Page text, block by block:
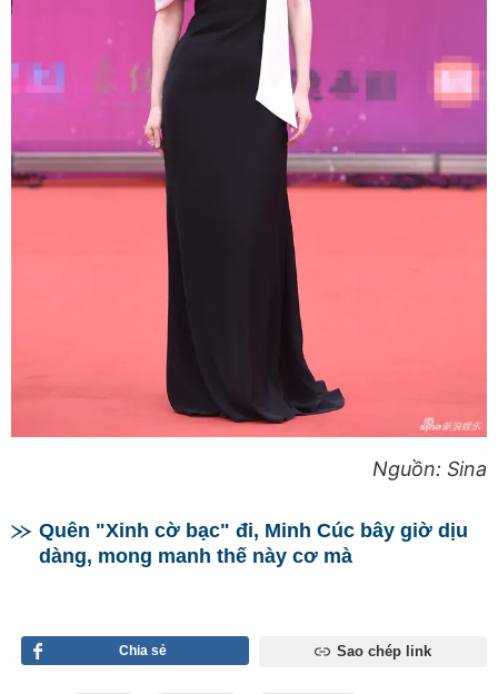
Nguồn: Sina
Quên "Xinh cờ bạc" đi, Minh Cúc bây giờ dịu
dàng, mong manh thế này cơ mà
Chia sẻ Sao chép link